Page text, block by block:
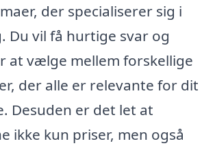
der specialiserer sig i
Du vil få hurtige svar og
at vælge mellem forskellige
der alle er relevante for dit
Desuden er det let at
ikke kun priser, men også